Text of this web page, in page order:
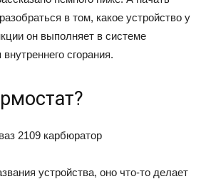
в том, какое устройство у
он выполняет в системе
сгорания.
устройства, оно что-то делает